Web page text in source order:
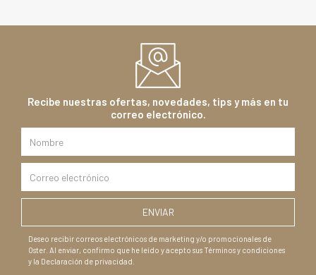
Recibe nuestras ofertas, novedades, tips y más en tu
correo electrónico.
Deseo recibir correos electrónicos de marketing y/o promocionales de
Oster. Al enviar, confirmo que he leído y acepto sus Términos y condiciones
y la Declaración de privacidad.